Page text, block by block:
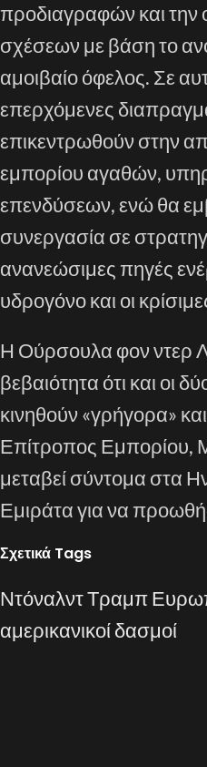
προδιαγραφών και την
σχέσεων με βάση το
αμοιβαίο όφελος. Σε
επερχόμενες
επικεντρωθούν στην
εμπορίου αγαθών,
επενδύσεων, ενώ θα
συνεργασία σε
ανανεώσιμες πηγές
υδρογόνο και οι
Η Ούρσουλα φον ντερ
βεβαιότητα ότι και οι
κινηθούν «γρήγορα»
Επίτροπος Εμπορίου,
μεταβεί σύντομα στα
Εμιράτα για να
Σχετικά Tags
Ντόναλντ Τραμπ
αμερικανικοί δασμοί